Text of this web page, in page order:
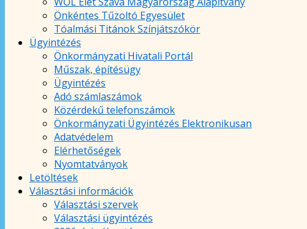
Önkéntes Tűzoltó Egyesület
Tóalmási Titánok Színjátszókör
Ügyintézés
Önkormányzati Hivatali Portál
Műszak, építésügy
Ügyintézés
Adó számlaszámok
Közérdekű telefonszámok
Önkormányzati Ügyintézés Elektronikusan
Adatvédelem
Elérhetőségek
Nyomtatványok
Letöltések
Választási információk
Választási szervek
Választási ügyintézés